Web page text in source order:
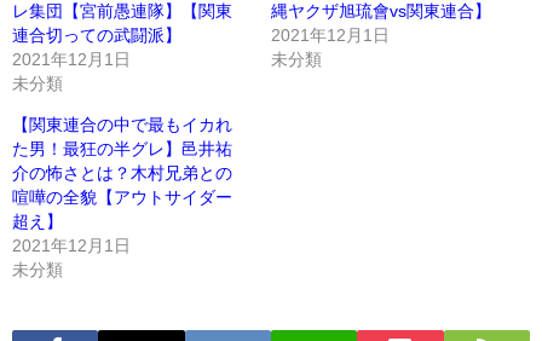
レ集団【宮前愚連隊】【関東
連合切っての武闘派】
2021年12月1日
未分類
縄ヤクザ旭琉會vs関東連合】
2021年12月1日
未分類
【関東連合の中で最もイカれ
た男！最狂の半グレ】邑井祐
介の怖さとは？木村兄弟との
喧嘩の全貌【アウトサイダー
超え】
2021年12月1日
未分類